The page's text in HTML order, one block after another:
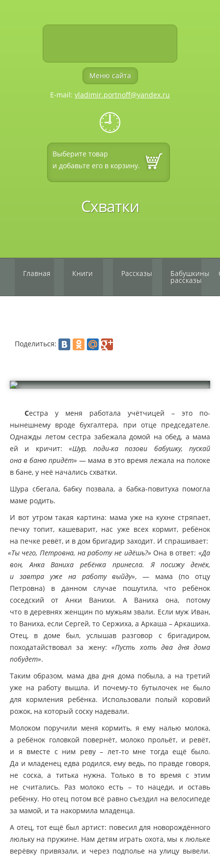
Меню сайта
E-mail: vladimir.portnoff@yandex.ru
🕘
Выберите товар
и добавьте его в корзину.
Схватки
Главная Книги Рассказы Бабушкины
рассказы
Поделиться:
Сестра у меня работала учётчицей – это по-
нынешнему вроде бухгалтера, при отце председателе.
Однажды летом сестра забежала домой на обед, а мама
ей и кричит:
«Шур, поди-ка позови бабушку, пускай
она в баню придёт» — мама в это время лежала на полоке
в бане, у неё начались схватки.
Шура сбегала, бабку позвала, а бабка-повитуха помогла
маме родить.
И вот утром такая картина: мама уже на кухне стряпает,
печку топит, кашеварит, нас уже всех кормит, ребёнок
на печке ревёт, и в дом бригадир заходит. И спрашивает:
«Тычего, Петровна, на работу не идёшь?» Она в ответ: «Да
вон, Анка Ваниха ребёнка принесла. Я посижу денёк,
и завтра уже на работу выйду», — мама (по отцу
Петровна) в данном случае пошутила, что ребёнок
соседский от Анки Ванихи. А Ваниха она, потому
что в деревнях женщин по мужьям звали. Если муж Иван,
то Ваниха, если Сергей, то Сержиха, а Аркаша – Аркашиха.
Отец, в доме был, услышав разговор с бригадиром,
походатайствовал за жену: «Пусть хоть два дня дома
побудет».
Таким образом, мама два дня дома побыла, а на третий
уже на работу вышла. И почему-то бутылочек не было
для кормления ребёнка. Использовали полый коровий
рожок, на который соску надевали.
Молоком поручили меня кормить, я ему налью молока,
а ребёнок головкой повернёт, молоко прольёт, и ревёт,
и я вместе с ним реву – лет-то мне тогда ещё было.
Да и младенец едва родился, ему ведь, по правде говоря,
не соска, а титька нужна. Только в то время с этим
не считались. Раз молоко есть – то нацеди, и оставь
ребёнку. Но отец потом всё равно съездил на велосипеде
за мамой, и та накормила младенца.
А отец, тот ещё был артист: повесил для новорождённого
люльку на пружине. Нам детям играть охота, мы к люльке
верёвку привязали, и через подполье на улицу вывели.